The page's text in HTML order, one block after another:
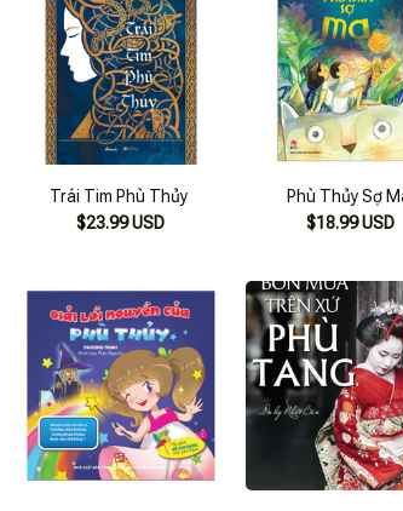
Trái Tim Phù Thủy
$23.99 USD
Phù Thủy Sợ
$18.99 USD